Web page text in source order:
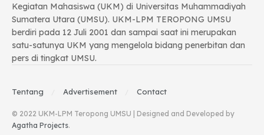
Kegiatan Mahasiswa (UKM) di Universitas Muhammadiyah
Sumatera Utara (UMSU). UKM-LPM TEROPONG UMSU
berdiri pada 12 Juli 2001 dan sampai saat ini merupakan
satu-satunya UKM yang mengelola bidang penerbitan dan
pers di tingkat UMSU.
Tentang Advertisement Contact
© 2022 UKM-LPM Teropong UMSU | Designed and Developed by
Agatha Projects.